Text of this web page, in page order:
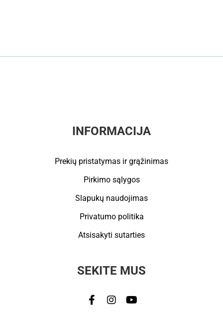
INFORMACIJA
Prekių pristatymas ir grąžinimas
Pirkimo sąlygos
Slapukų naudojimas
Privatumo politika
Atsisakyti sutarties
SEKITE MUS